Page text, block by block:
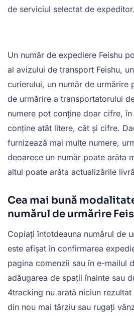
de serviciul selectat de expeditor.
Un număr de expediere Feishu
al avizului de transport Feishu,
curierului, un număr de urmărire
de urmărire a transportatorului
numere pot conține doar cifre,
conține atât litere, cât și cifre.
furnizează mai multe numere,
deoarece un număr poate arăta
altul poate arăta actualizările
Cea mai bună
numărul de urmărire
Copiați întotdeauna numărul de
este afișat în confirmarea
pagina comenzii sau în e-mailul
adăugarea de spații înainte sau
4tracking nu arată niciun
din nou mai târziu sau rugați